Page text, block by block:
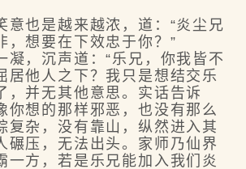
也是越来越浓，道：“炎尘兄
，想要在下效忠于你？”
，沉声道：“乐兄，你我皆不
居他人之下？我只是想结交乐
，并无其他意思。实话告诉
你想的那样邪恶，也没有那么
复杂，没有靠山，纵然进入其
碾压，无法出头。家师乃仙界
一方，若是乐兄能加入我们炎